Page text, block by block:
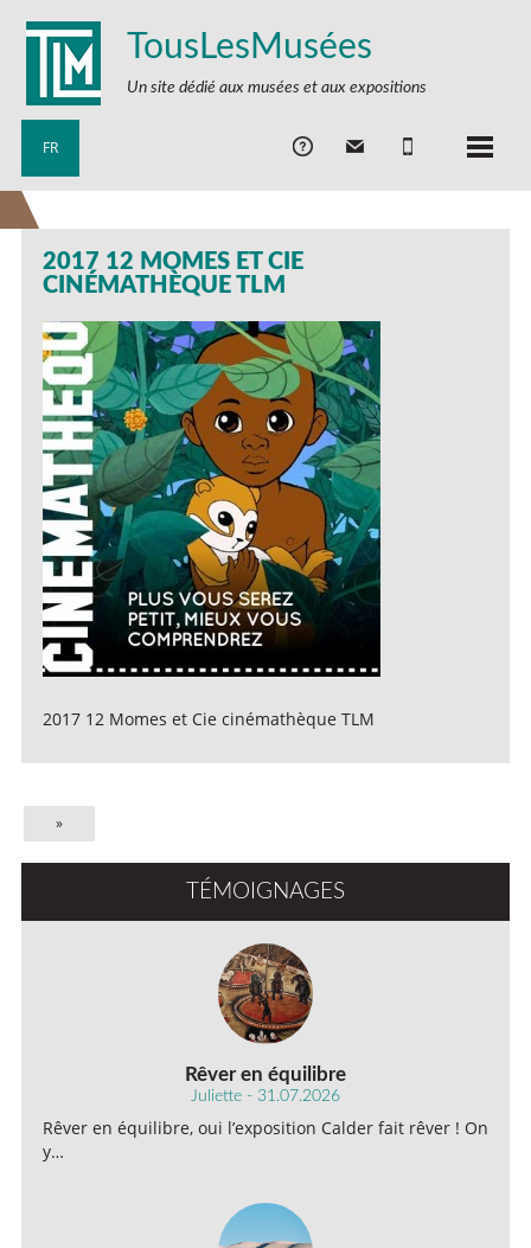
TousLesMusées
Un site dédié aux musées et aux expositions
FR
2017 12 MOMES ET CIE
CINÉMATHÈQUE TLM
2017 12 Momes et Cie cinémathèque TLM
»
TÉMOIGNAGES
Rêver en équilibre
Juliette - 31.07.2026
Rêver en équilibre, oui l’exposition Calder fait rêver ! On
y…